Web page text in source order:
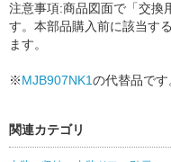
注意事項:商品図面で「交換
す。本部品購入前に該当す
ます。
※MJB907NK1の代替品です
関連カテゴリ